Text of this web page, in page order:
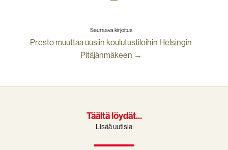
Seuraava kirjoitus
Presto muuttaa uusiin koulutustiloihin Helsingin
Pitäjänmäkeen →
Täältä löydät...
Lisää uutisia